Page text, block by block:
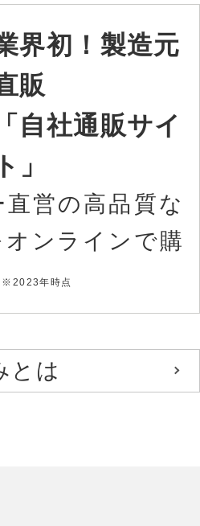
界初！製造元
販
「自社通販サイ
ト」
営の高品質な
ンラインで購
※2023年時点
とは